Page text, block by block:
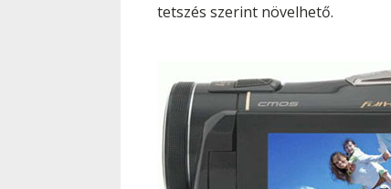
tetszés szerint növelhető.